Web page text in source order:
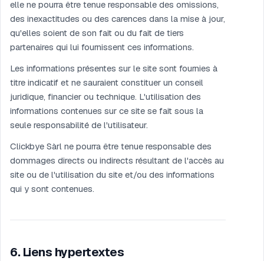
elle ne pourra être tenue responsable des omissions,
des inexactitudes ou des carences dans la mise à jour,
qu'elles soient de son fait ou du fait de tiers
partenaires qui lui fournissent ces informations.
Les informations présentes sur le site sont fournies à
titre indicatif et ne sauraient constituer un conseil
juridique, financier ou technique. L'utilisation des
informations contenues sur ce site se fait sous la
seule responsabilité de l'utilisateur.
Clickbye Sàrl ne pourra être tenue responsable des
dommages directs ou indirects résultant de l'accès au
site ou de l'utilisation du site et/ou des informations
qui y sont contenues.
6. Liens hypertextes